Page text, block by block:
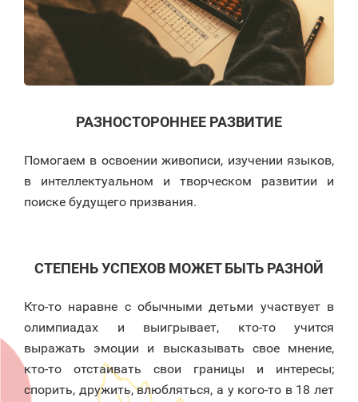
РАЗНОСТОРОННЕЕ РАЗВИТИЕ
Помогаем в освоении живописи, изучении языков,
в интеллектуальном и творческом развитии и
поиске будущего призвания.
СТЕПЕНЬ УСПЕХОВ МОЖЕТ БЫТЬ РАЗНОЙ
Кто-то наравне с обычными детьми участвует в
олимпиадах и выигрывает, кто-то учится
выражать эмоции и высказывать свое мнение,
кто-то отстаивать свои границы и интересы;
спорить, дружить, влюбляться, а у кого-то в 18 лет